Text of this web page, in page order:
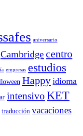
aniversario
Cambridgecentro
empresas estudios
Happy idioma
intensivo KET
traducción vacaciones